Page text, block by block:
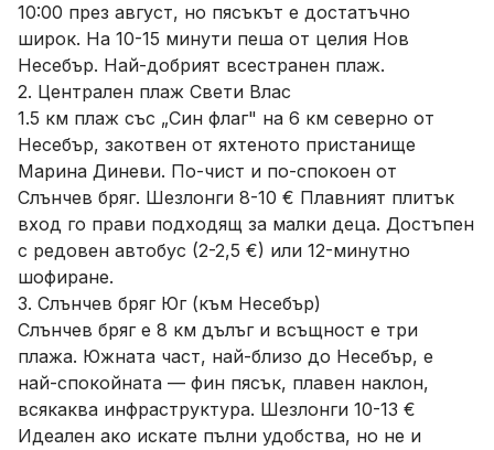
10:00 през август, но пясъкът е достатъчно
широк. На 10-15 минути пеша от целия Нов
Несебър. Най-добрият всестранен плаж.
2. Централен плаж Свети Влас
1.5 км плаж със „Син флаг" на 6 км северно от
Несебър, закотвен от яхтеното пристанище
Марина Диневи. По-чист и по-спокоен от
Слънчев бряг. Шезлонги 8-10 € Плавният плитък
вход го прави подходящ за малки деца. Достъпен
с редовен автобус (2-2,5 €) или 12-минутно
шофиране.
3. Слънчев бряг Юг (към Несебър)
Слънчев бряг е 8 км дълъг и всъщност е три
плажа. Южната част, най-близо до Несебър, е
най-спокойната — фин пясък, плавен наклон,
всякаква инфраструктура. Шезлонги 10-13 €
Идеален ако искате пълни удобства, но не и